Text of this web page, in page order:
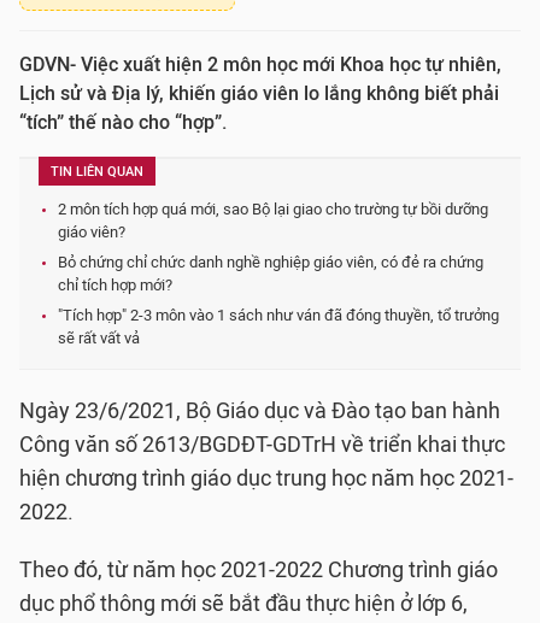
GDVN- Việc xuất hiện 2 môn học mới Khoa học tự nhiên,
Lịch sử và Địa lý, khiến giáo viên lo lắng không biết phải
“tích” thế nào cho “hợp”.
TIN LIÊN QUAN
2 môn tích hợp quá mới, sao Bộ lại giao cho trường tự bồi dưỡng
giáo viên?
Bỏ chứng chỉ chức danh nghề nghiệp giáo viên, có đẻ ra chứng
chỉ tích hợp mới?
"Tích hợp" 2-3 môn vào 1 sách như ván đã đóng thuyền, tổ trưởng
sẽ rất vất vả
Ngày 23/6/2021, Bộ Giáo dục và Đào tạo ban hành
Công văn số 2613/BGDĐT-GDTrH về triển khai thực
hiện chương trình giáo dục trung học năm học 2021-
2022.
Theo đó, từ năm học 2021-2022 Chương trình giáo
dục phổ thông mới sẽ bắt đầu thực hiện ở lớp 6,